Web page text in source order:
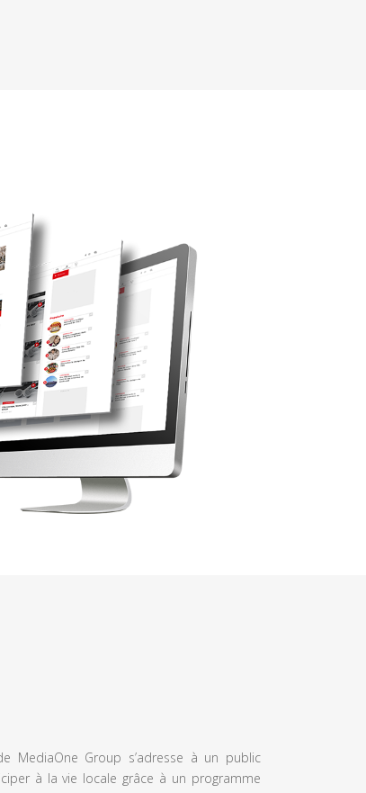
MediaOne Group s’adresse à un public
à la vie locale grâce à un programme